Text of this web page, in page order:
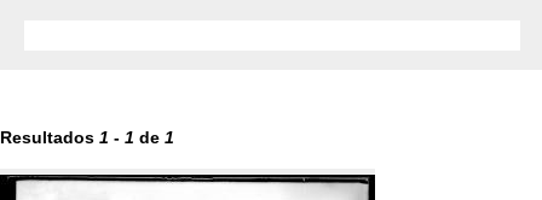
Resultados 1 - 1 de 1